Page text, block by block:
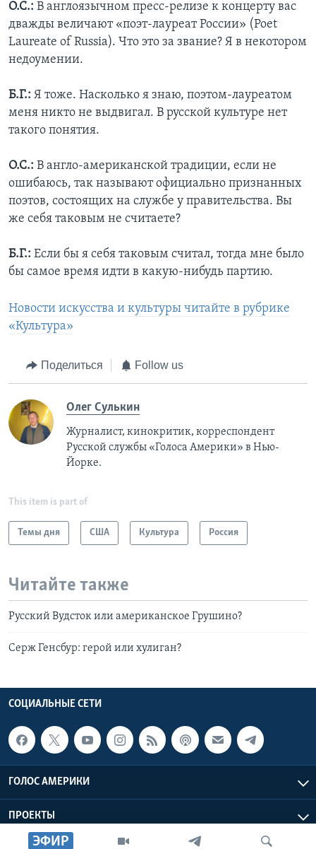
ЭФИР
О.С.: В англоязычном пресс-релизе к концерту вас
дважды величают «поэт-лауреат России» (Poet
Laureate of Russia). Что это за звание? Я в некотором
недоумении.
Б.Г.: Я тоже. Насколько я знаю, поэтом-лауреатом
меня никто не выдвигал. В русской культуре нет
такого понятия.
О.С.: В англо-американской традиции, если не
ошибаюсь, так называют официально признанных
поэтов, состоящих на службе у правительства. Вы
же себя таковым не считаете?
Б.Г.: Если бы я себя таковым считал, тогда мне было
бы самое время идти в какую-нибудь партию.
Новости искусства и культуры читайте в рубрике
«Культура»
Поделиться Follow us
Олег Сулькин
Журналист, кинокритик, корреспондент
Русской службы «Голоса Америки» в Нью-
Йорке.
This item is part of
Темы дня США Культура Россия
Читайте также
Русский Вудсток или американское Грушино?
Серж Генсбур: герой или хулиган?
СОЦИАЛЬНЫЕ СЕТИ
ГОЛОС АМЕРИКИ
ПРОЕКТЫ